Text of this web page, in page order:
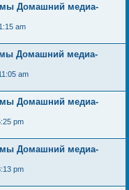
Домашний медиа-
am
Домашний медиа-
am
Домашний медиа-
pm
Домашний медиа-
pm